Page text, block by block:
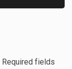
Required fields